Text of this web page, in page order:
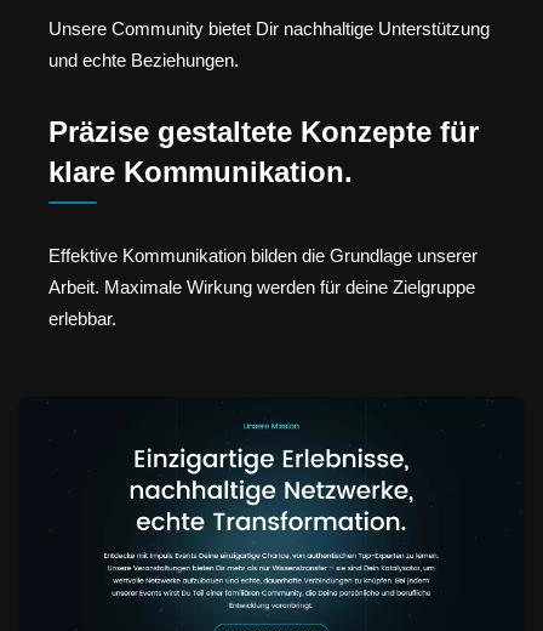
Unsere Community bietet Dir nachhaltige Unterstützung
und echte Beziehungen.
Präzise gestaltete Konzepte für
klare Kommunikation.
Effektive Kommunikation bilden die Grundlage unserer
Arbeit. Maximale Wirkung werden für deine Zielgruppe
erlebbar.